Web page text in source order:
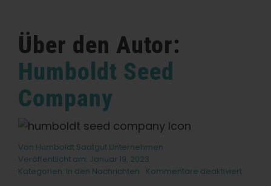
Über den Autor:
Humboldt Seed
Company
Von Humboldt Saatgut Unternehmen
Veröffentlicht am: Januar 19, 2023
Kategorien: In den Nachrichten Kommentare deaktiviertfür